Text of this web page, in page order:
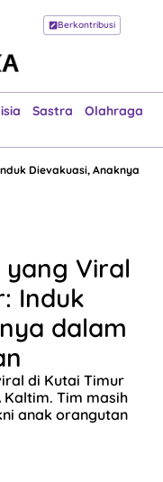
Berkontribusi
Sastra
Olahraga
Justisia
Sastra
Pariwara
Dievakuasi, Anaknya
Viral
Induk
dalam
di Kutai Timur
Kaltim. Tim masih
anak orangutan